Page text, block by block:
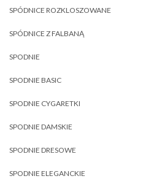
SPÓDNICE ROZKLOSZOWANE
SPÓDNICE Z FALBANĄ
SPODNIE
SPODNIE BASIC
SPODNIE CYGARETKI
SPODNIE DAMSKIE
SPODNIE DRESOWE
SPODNIE ELEGANCKIE